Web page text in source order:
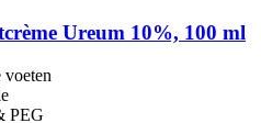
Ureum 10%, 100 ml
PEG